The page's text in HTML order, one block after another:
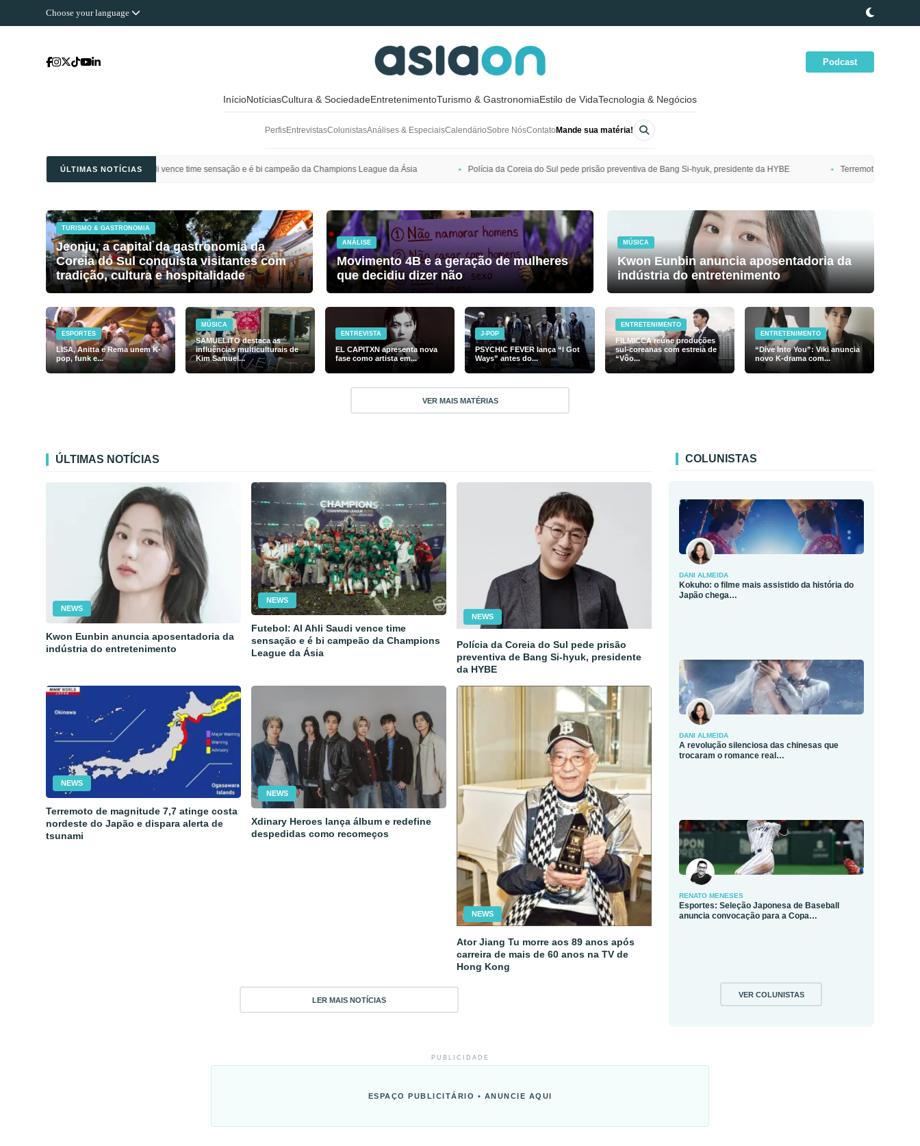
Choose your language
Podcast
InícioNotíciasCultura & SociedadeEntretenimentoTurismo & GastronomiaEstilo de VidaTecnologia & Negócios
PerfisEntrevistasColunistasAnálises & EspeciaisCalendárioSobre NósContato Mande sua matéria!
ÚLTIMAS NOTÍCIAS
Saudi vence time sensação e é bi campeão da Champions League da Ásia Polícia da Coreia do Sul pede prisão preventiva de Bang Si-hyuk, presidente da HYBE Terremoto de magnitude 7,7 atinge costa nordeste do
TURISMO & GASTRONOMIA
Jeonju, a capital da gastronomia da
Coreia do Sul conquista visitantes com
tradição, cultura e hospitalidade
ANÁLISE
Movimento 4B e a geração de mulheres
que decidiu dizer não
MÚSICA
Kwon Eunbin anuncia aposentadoria da
indústria do entretenimento
ESPORTES
LISA, Anitta e Rema unem K-
pop, funk e...
MÚSICA
SAMUELiTO destaca as
influências multiculturais de
Kim Samuel...
ENTREVISTA
EL CAPITXN apresenta nova
fase como artista em...
J-POP
PSYCHIC FEVER lança “I Got
Ways” antes do...
ENTRETENIMENTO
FILMICCA reúne produções
sul-coreanas com estreia de
“Vôo...
ENTRETENIMENTO
“Dive Into You”: Viki anuncia
novo K-drama com...
VER MAIS MATÉRIAS
ÚLTIMAS NOTÍCIAS
NEWS
Kwon Eunbin anuncia aposentadoria da
indústria do entretenimento
NEWS
Futebol: Al Ahli Saudi vence time
sensação e é bi campeão da Champions
League da Ásia
NEWS
Polícia da Coreia do Sul pede prisão
preventiva de Bang Si-hyuk, presidente
da HYBE
NEWS
Terremoto de magnitude 7,7 atinge costa
nordeste do Japão e dispara alerta de
tsunami
NEWS
Xdinary Heroes lança álbum e redefine
despedidas como recomeços
NEWS
Ator Jiang Tu morre aos 89 anos após
carreira de mais de 60 anos na TV de
Hong Kong
LER MAIS NOTÍCIAS
COLUNISTAS
DANI ALMEIDA
Kokuho: o filme mais assistido da história do
Japão chega…
DANI ALMEIDA
A revolução silenciosa das chinesas que
trocaram o romance real…
RENATO MENESES
Esportes: Seleção Japonesa de Baseball
anuncia convocação para a Copa…
VER COLUNISTAS
PUBLICIDADE
ESPAÇO PUBLICITÁRIO • ANUNCIE AQUI